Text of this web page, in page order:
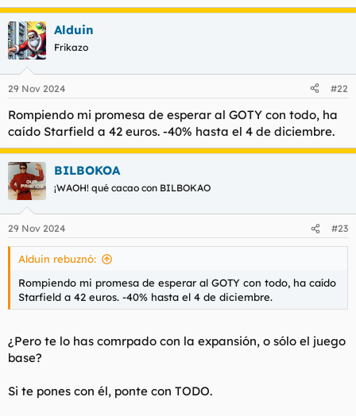
Alduin
Frikazo
29 Nov 2024 #22
Rompiendo mi promesa de esperar al GOTY con todo, ha
caído Starfield a 42 euros. -40% hasta el 4 de diciembre.
BILBOKOA
¡WAOH! qué cacao con BILBOKAO
29 Nov 2024 #23
Alduin rebuznó:
Rompiendo mi promesa de esperar al GOTY con todo, ha caído
Starfield a 42 euros. -40% hasta el 4 de diciembre.
¿Pero te lo has comrpado con la expansión, o sólo el juego
base?
Si te pones con él, ponte con TODO.